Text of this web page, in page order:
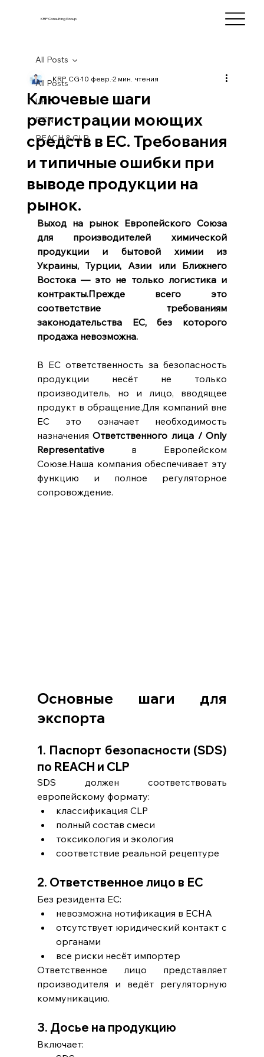
KRP Consulting Group
All Posts
UFI
PCN
REACH & CLP
All Posts
Ключевые шаги
регистрации моющих
средств в ЕС. Требования
и типичные ошибки при
выводе продукции на
рынок.
KRP CG10 февр. 2 мин. чтения
Выход на рынок Европейского Союза
для производителей химической
продукции и бытовой химии из
Украины, Турции, Азии или Ближнего
Востока — это не только логистика и
контракты.Прежде всего это
соответствие требованиям
законодательства ЕС, без которого
продажа невозможна.
В ЕС ответственность за безопасность
продукции несёт не только
производитель, но и лицо, вводящее
продукт в обращение.Для компаний вне
ЕС это означает необходимость
назначения Ответственного лица / Only
Representative в Европейском
Союзе.Наша компания обеспечивает эту
функцию и полное регуляторное
сопровождение.
Основные шаги для
экспорта
1. Паспорт безопасности (SDS)
по REACH и CLP
SDS должен соответствовать
европейскому формату:
классификация CLP
полный состав смеси
токсикология и экология
соответствие реальной рецептуре
2. Ответственное лицо в ЕС
Без резидента ЕС:
невозможна нотификация в ECHA
отсутствует юридический контакт с
органами
все риски несёт импортер
Ответственное лицо представляет
производителя и ведёт регуляторную
коммуникацию.
3. Досье на продукцию
Включает: